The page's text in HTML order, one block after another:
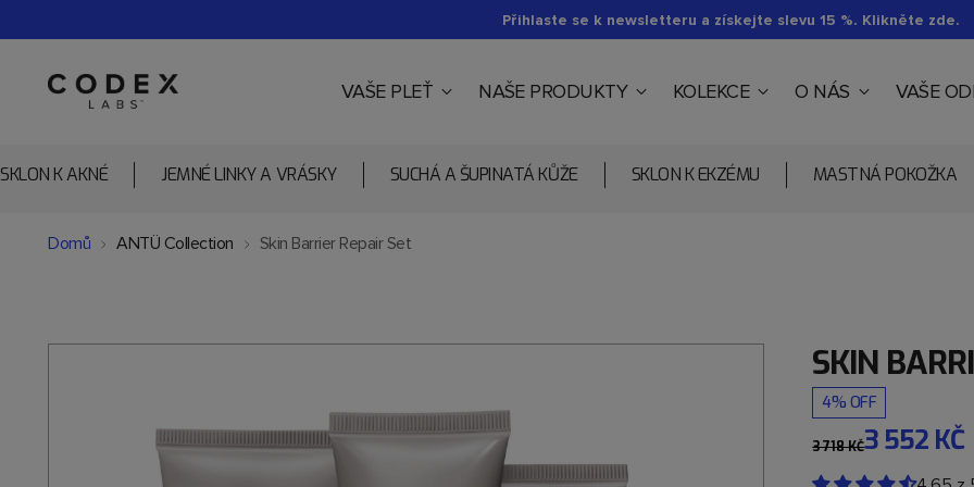
Přihlaste se k newsletteru a získejte slevu 15 %. Klikněte zde.
VAŠE PLEŤ NAŠE PRODUKTY KOLEKCE O NÁS VAŠE
SKLON K AKNÉ JEMNÉ LINKY A VRÁSKY SUCHÁ A ŠUPINATÁ KŮŽE SKLON K EKZÉMU MASTNÁ POKOŽKA
Domů ANTÜ Collection Skin Barrier Repair Set
SKIN
4% OFF
3 718 KČ3 552 KČ